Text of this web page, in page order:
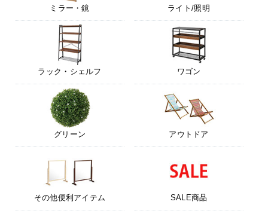
ミラー・鏡 ライト/照明
ラック・シェルフ ワゴン
グリーン アウトドア
その他便利アイテム SALE商品